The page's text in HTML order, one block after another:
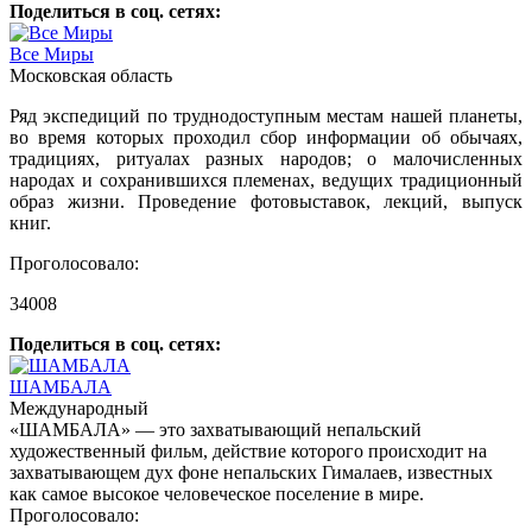
Поделиться в соц. сетях:
Все Миры
Московская область
Ряд экспедиций по труднодоступным местам нашей планеты,
во время которых проходил сбор информации об обычаях,
традициях, ритуалах разных народов; о малочисленных
народах и сохранившихся племенах, ведущих традиционный
образ жизни. Проведение фотовыставок, лекций, выпуск
книг.
Проголосовало:
34008
Поделиться в соц. сетях:
ШАМБАЛА
Международный
«ШАМБАЛА» — это захватывающий непальский
художественный фильм, действие которого происходит на
захватывающем дух фоне непальских Гималаев, известных
как самое высокое человеческое поселение в мире.
Проголосовало: